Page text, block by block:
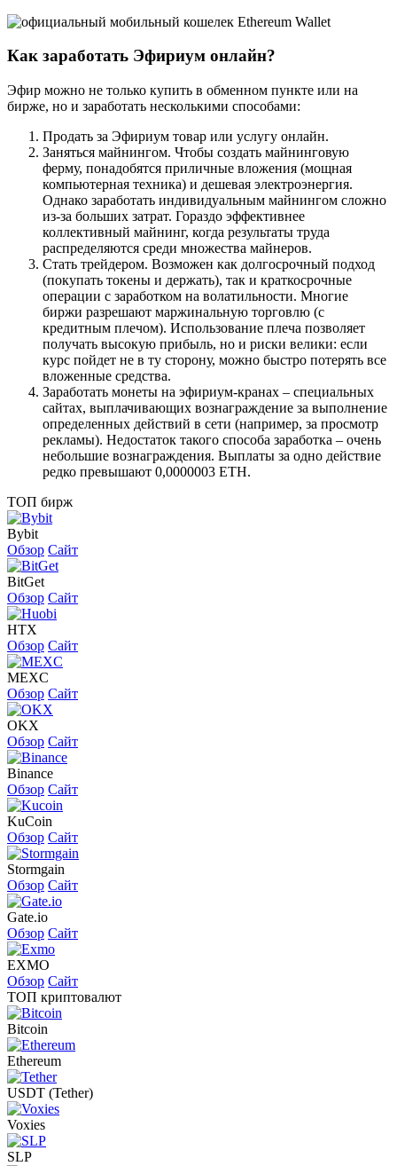
Как заработать Эфириум онлайн?
Эфир можно не только купить в обменном пункте или на
бирже, но и заработать несколькими способами:
Продать за Эфириум товар или услугу онлайн.
Заняться майнингом. Чтобы создать майнинговую
ферму, понадобятся приличные вложения (мощная
компьютерная техника) и дешевая электроэнергия.
Однако заработать индивидуальным майнингом сложно
из-за больших затрат. Гораздо эффективнее
коллективный майнинг, когда результаты труда
распределяются среди множества майнеров.
Стать трейдером. Возможен как долгосрочный подход
(покупать токены и держать), так и краткосрочные
операции с заработком на волатильности. Многие
биржи разрешают маржинальную торговлю (с
кредитным плечом). Использование плеча позволяет
получать высокую прибыль, но и риски велики: если
курс пойдет не в ту сторону, можно быстро потерять все
вложенные средства.
Заработать монеты на эфириум-кранах – специальных
сайтах, выплачивающих вознаграждение за выполнение
определенных действий в сети (например, за просмотр
рекламы). Недостаток такого способа заработка – очень
небольшие вознаграждения. Выплаты за одно действие
редко превышают 0,0000003 ETH.
ТОП бирж
Bybit
Обзор Сайт
BitGet
Обзор Сайт
HTX
Обзор Сайт
MEXC
Обзор Сайт
OKX
Обзор Сайт
Binance
Обзор Сайт
KuCoin
Обзор Сайт
Stormgain
Обзор Сайт
Gate.io
Обзор Сайт
EXMO
Обзор Сайт
ТОП криптовалют
Bitcoin
Ethereum
USDT (Tether)
Voxies
SLP